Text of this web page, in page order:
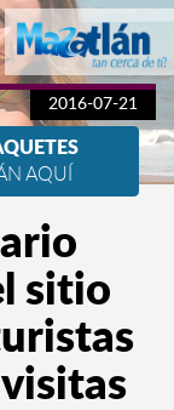
AQUÍ
sitio
2016-07-21